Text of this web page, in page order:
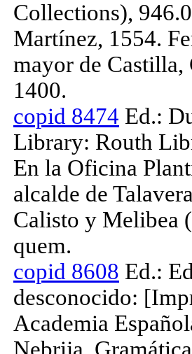
Collections),
Martínez, 1554.
mayor de Castilla,
1400.
copid 8474 Ed.:
Library: Routh
En la Oficina
alcalde de
Calisto y Melibea
quem.
copid 8608 Ed.:
desconocido:
Academia